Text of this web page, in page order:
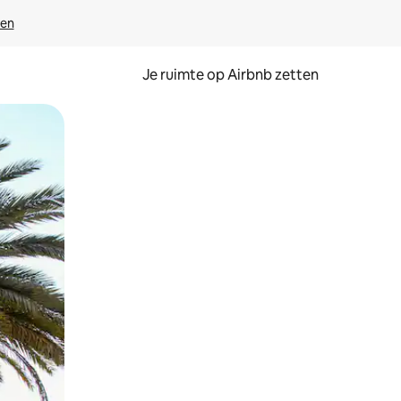
Je ruimte op Airbnb zetten
of swipen.